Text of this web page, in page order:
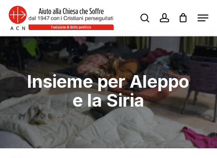
Skip
main
content
searchaccount
Insieme per Aleppo
e la Siria
Menu